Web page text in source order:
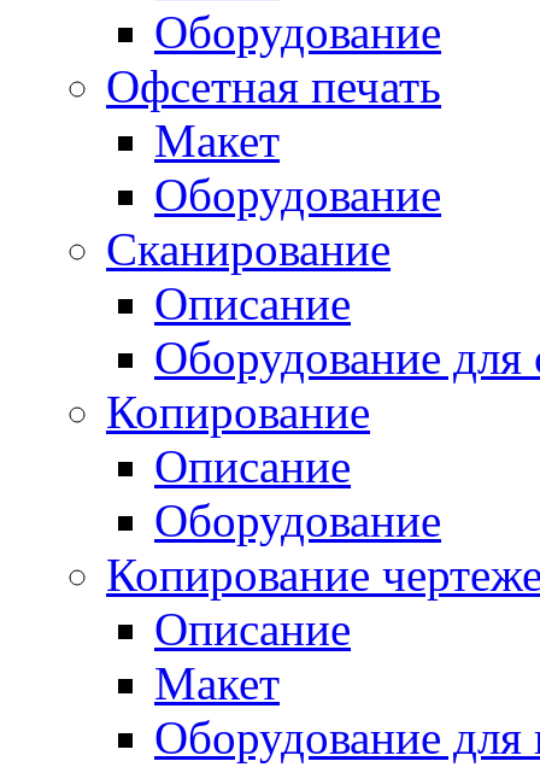
Оборудование
Офсетная печать
Макет
Оборудование
Сканирование
Описание
Оборудование для
Копирование
Описание
Оборудование
Копирование
Описание
Макет
Оборудование для